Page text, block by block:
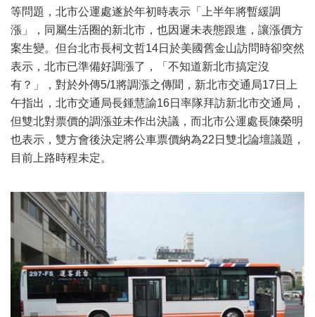
等問題，北市公運處遂於年初時表示「上半年將暫緩調
漲」，同屬生活圈的新北市，也因遲未表態跟進，讓漲價方
案生變。但台北市長柯文哲14日於美國舊金山訪問時卻突然
表示，北市已準備好調漲了，「不知道新北市搞定沒
有？」，對於外傳5/1將調漲之傳聞，新北市交通局17日上
午指出，北市交通局長鍾慧諭16日率隊拜訪新北市交通局，
但雙北對票價的調漲並未作出決議，而北市公運處長陳榮明
也表示，雙方會後決定將公車票價納為22日雙北論壇議題，
目前上路時程未定。